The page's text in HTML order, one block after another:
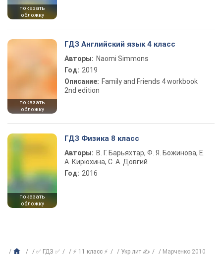
показать
обложку
показать
обложку
ГДЗ Английский язык 4 класс
Авторы: Naomi Simmons
Год: 2019
Описание: Family and Friends 4 workbook
2nd edition
показать
обложку
ГДЗ Физика 8 класс
Авторы: В. Г. Барьяхтар, Ф. Я. Божинова, Е.
А. Кирюхина, С. А. Довгий
Год: 2016
✅ ГДЗ ✅ ⚡ 11 класс ⚡ Укр лит ✍ Марченко 2010